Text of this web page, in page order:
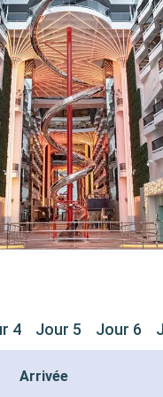
- 20% de
prépayé
SPORT ET
-
Broadway
- Espace
-
- Salle de
- Activités
adultes,
- Activités
SERVICES
- Personnel
4 Jour 5 Jour 6
Arrivée